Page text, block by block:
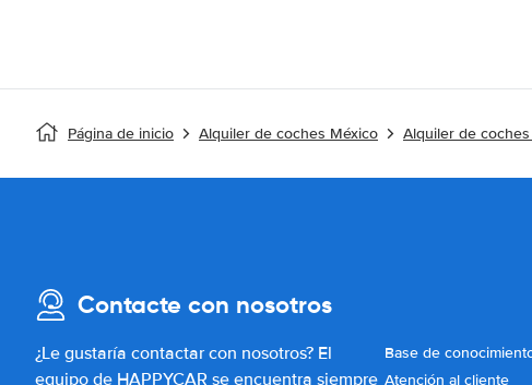
Página de inicio Alquiler de coches México Alquiler de coches
Contacte con nosotros
¿Le gustaría contactar con nosotros? El
equipo de HAPPYCAR se encuentra siempre
Base de
Atención al cliente